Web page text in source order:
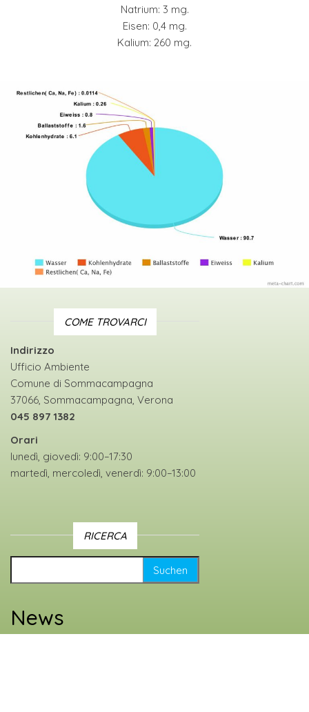
Natrium: 3 mg.
Eisen: 0,4 mg.
Kalium: 260 mg.
COME TROVARCI
Indirizzo
Ufficio Ambiente
Comune di Sommacampagna
37066, Sommacampagna, Verona
045 897 1382
Orari
lunedì, giovedì: 9:00–17:30
martedì, mercoledì, venerdì: 9:00–13:00
RICERCA
News